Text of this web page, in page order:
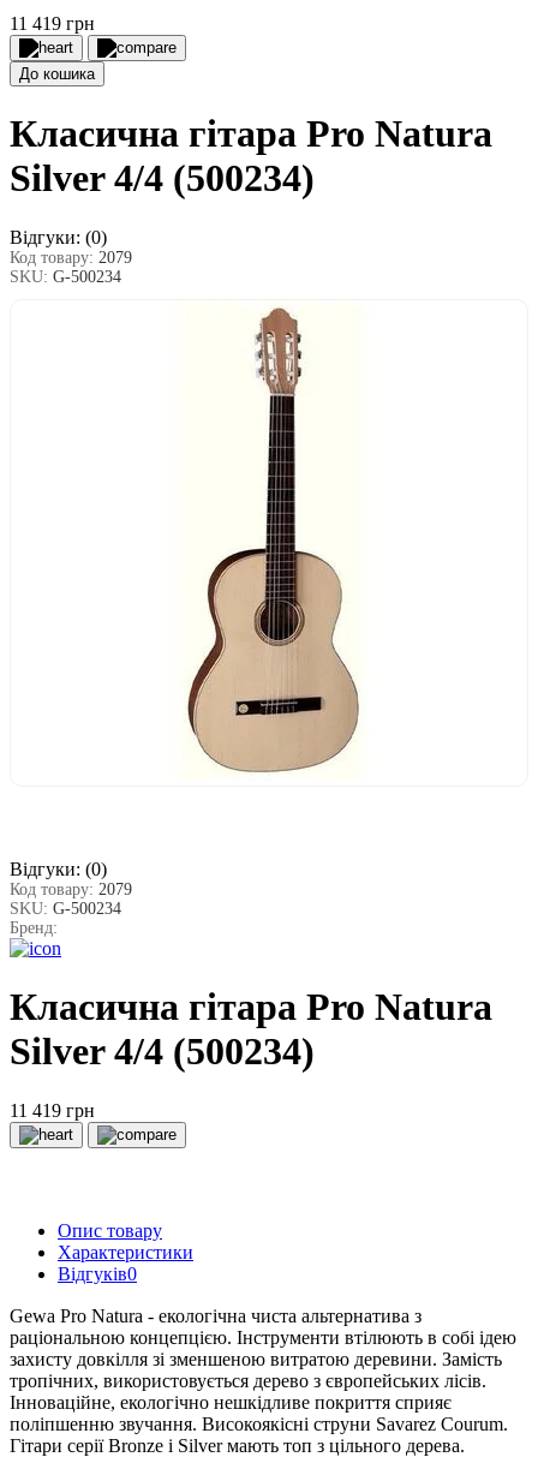
11 419 грн
До кошика
Класична гітара Pro Natura
Silver 4/4 (500234)
Відгуки: (0)
Код товару: 2079
SKU: G-500234
Відгуки: (0)
Код товару: 2079
SKU: G-500234
Бренд:
Класична гітара Pro Natura
Silver 4/4 (500234)
11 419 грн
Опис товару
Характеристики
Відгуків0
Gewa Pro Natura - екологічна чиста альтернатива з
раціональною концепцією. Інструменти втілюють в собі ідею
захисту довкілля зі зменшеною витратою деревини. Замість
тропічних, використовується дерево з європейських лісів.
Інноваційне, екологічно нешкідливе покриття сприяє
поліпшенню звучання. Високоякісні струни Savarez Courum.
Гітари серії Bronze і Silver мають топ з цільного дерева.